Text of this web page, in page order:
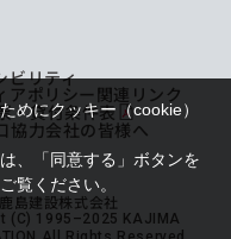
めにクッキー（cookie）
、「同意する」ボタンを
覧ください。
ビリティ
アポリシー 関連リンク
・貸付条件表
協力会社の皆様へ
鹿島建設株式会社
(C) 1995–2025 KAJIMA